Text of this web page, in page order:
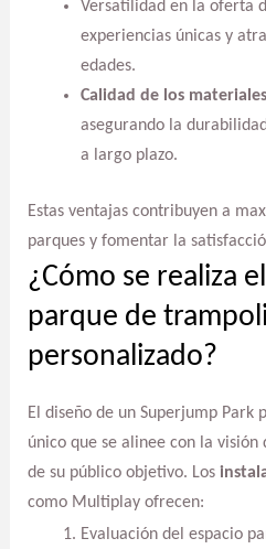
Versatilidad en la oferta
experiencias únicas y
edades.
Calidad de los materiales
asegurando la
a largo plazo.
Estas ventajas contribuyen a
parques y fomentar la
¿Cómo se realiza
parque de
personalizado?
El diseño de un Superjump Park
único que se alinee con la visión
de su público objetivo. Los
como Multiplay ofrecen:
Evaluación del espacio